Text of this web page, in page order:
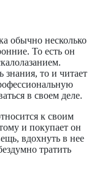
обычно несколько
То есть он
то и читает
в своем деле.
к своим
и покупает он
вдохнуть в нее
тратить